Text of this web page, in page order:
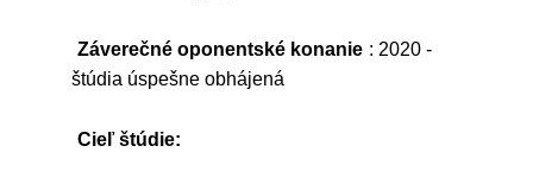
Záverečné oponentské konanie : 2020 -
štúdia úspešne obhájená
Cieľ štúdie: